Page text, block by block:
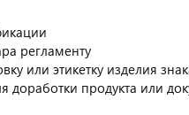
регламенту
или этикетку изделия
продукта или